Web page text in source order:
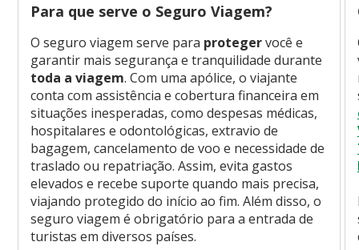
Para que serve o Seguro Viagem?
O seguro viagem serve para protegervocê e
garantir mais segurança e tranquilidade durante
toda a viagem. Com uma apólice, o viajante
conta com assistência e cobertura financeira em
situações inesperadas, como despesas médicas,
hospitalares e odontológicas, extravio de
bagagem, cancelamento de voo e necessidade de
traslado ou repatriação. Assim, evita gastos
elevados e recebe suporte quando mais precisa,
viajando protegido do início ao fim. Além disso, o
seguro viagem é obrigatório para a entrada de
turistas em diversos países.